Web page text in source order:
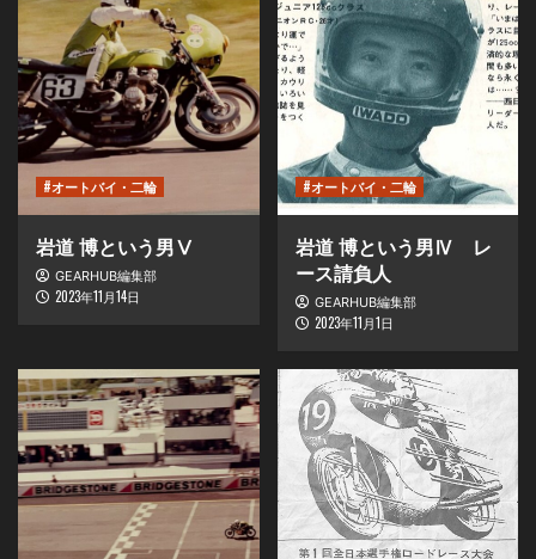
#オートバイ・二輪
岩道 博という男Ⅴ
GEARHUB編集部
2023年11月14日
#オートバイ・二輪
岩道 博という男Ⅳ レ
ース請負人
GEARHUB編集部
2023年11月1日